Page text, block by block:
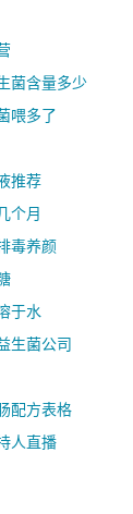
菌含量多少
喂多了
推荐
个月
毒养颜
于水
生菌公司
配方表格
人直播